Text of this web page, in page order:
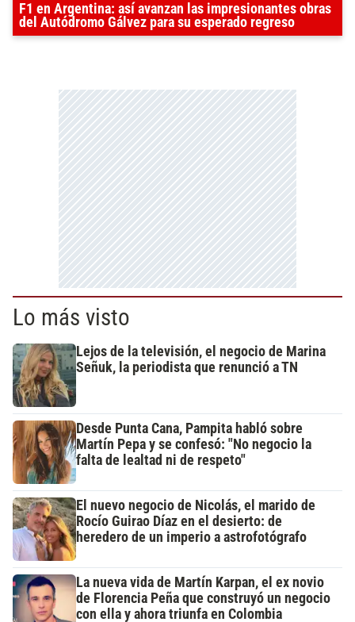
F1 en Argentina: así avanzan las impresionantes obras
del Autódromo Gálvez para su esperado regreso
Lo más visto
Lejos de la televisión, el negocio de Marina
Señuk, la periodista que renunció a TN
Desde Punta Cana, Pampita habló sobre
Martín Pepa y se confesó: "No negocio la
falta de lealtad ni de respeto"
El nuevo negocio de Nicolás, el marido de
Rocío Guirao Díaz en el desierto: de
heredero de un imperio a astrofotógrafo
La nueva vida de Martín Karpan, el ex novio
de Florencia Peña que construyó un negocio
con ella y ahora triunfa en Colombia